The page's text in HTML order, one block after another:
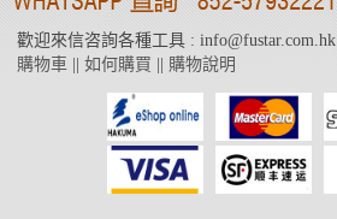
歡迎來信咨詢各種工具 : info@fustar.com.hk
購物車|| 如何購買 購物說明